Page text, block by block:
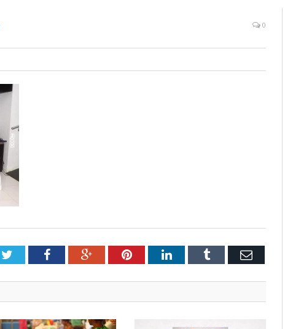
0
TwitterFacebookGoogle+PinterestLinkedInTumblr Email